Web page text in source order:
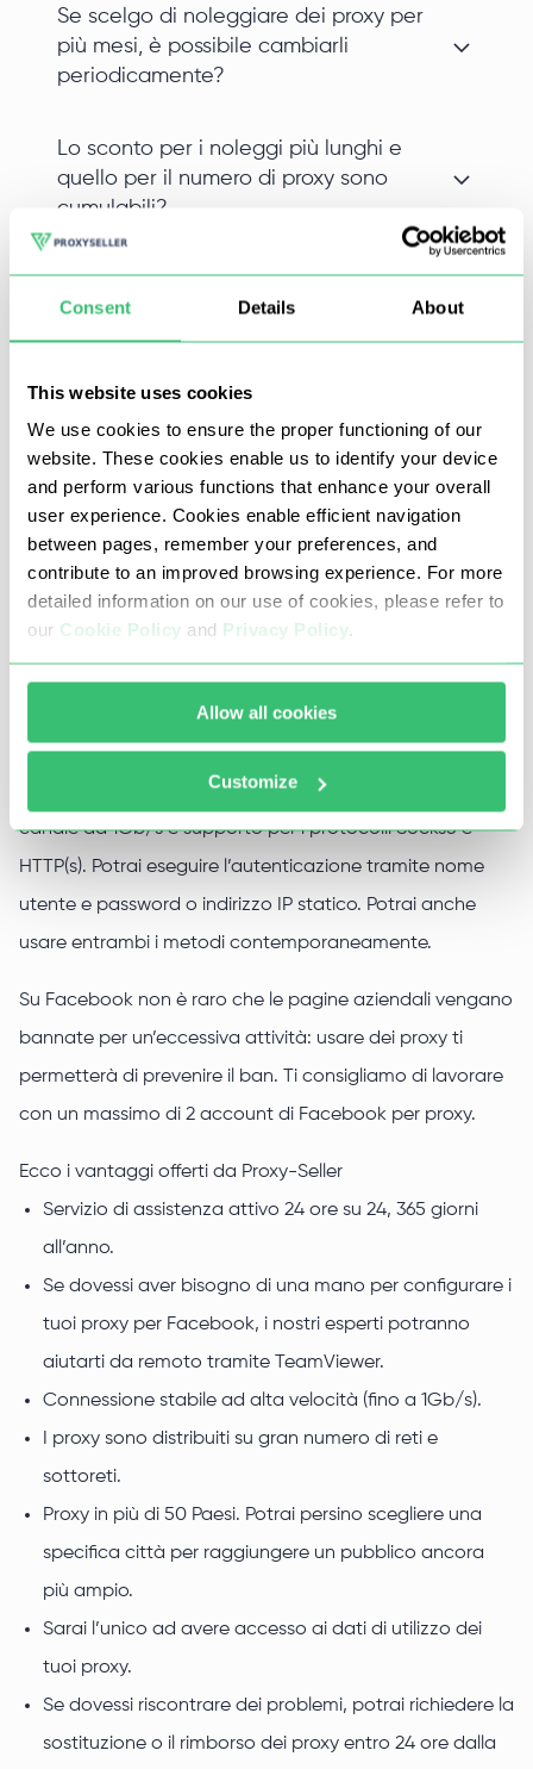
Consent Details About
This website uses cookies
We use cookies to ensure the proper functioning of our
website. These cookies enable us to identify your device
and perform various functions that enhance your overall
user experience. Cookies enable efficient navigation
between pages, remember your preferences, and
contribute to an improved browsing experience. For more
detailed information on our use of cookies, please refer to
our Cookie Policy and Privacy Policy.
Allow all cookies
Customize
Se scelgo di noleggiare dei proxy per
più mesi, è possibile cambiarli
periodicamente?
Lo sconto per i noleggi più lunghi e
quello per il numero di proxy sono
cumulabili?
I vostri proxy sono condivisi o
dedicati?
Ho pagato, quando potrò usare i
Noleggia deiproxy serverper Facebook su Proxy-
Seller.com per promuovere account e pagine senza
incorrere in blocchi e limitazioni dovuti ad attività
sospetta di uno o più account. I nostri proxy funzionano
I nostri proxy per Facebook offrono traffico illimitato,
canale da 1Gb/s e supporto per i protocolli Socks5 e
HTTP(s). Potrai eseguire l’autenticazione tramite nome
utente e password o indirizzo IP statico. Potrai anche
usare entrambi i metodi contemporaneamente.
Su Facebook non è raro che le pagine aziendali vengano
bannate per un’eccessiva attività: usare dei proxy ti
permetterà di prevenire il ban. Ti consigliamo di lavorare
con un massimo di 2 account di Facebook per proxy.
Ecco i vantaggi offerti da Proxy-Seller
Servizio di assistenza attivo 24 ore su 24, 365 giorni
all’anno.
Se dovessi aver bisogno di una mano per configurare i
tuoi proxy per Facebook, i nostri esperti potranno
aiutarti da remoto tramite TeamViewer.
Connessione stabile ad alta velocità (fino a 1Gb/s).
I proxy sono distribuiti su gran numero di reti e
sottoreti.
Proxy in più di 50 Paesi. Potrai persino scegliere una
specifica città per raggiungere un pubblico ancora
più ampio.
Sarai l’unico ad avere accesso ai dati di utilizzo dei
tuoi proxy.
Se dovessi riscontrare dei problemi, potrai richiedere la
sostituzione o il rimborso dei proxy entro 24 ore dalla